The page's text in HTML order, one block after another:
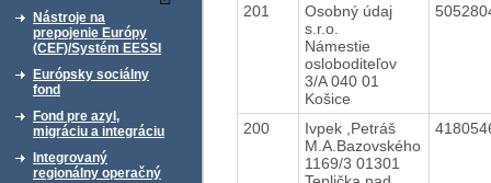
Nástroje na
prepojenie Európy
(CEF)/Systém EESSI
Európsky sociálny
fond
Fond pre azyl,
migráciu a integráciu
Integrovaný
regionálny operačný
201
Osobný údaj
s.r.o.
Námestie
osloboditeľov
3/A 040 01
Košice
200
Ivpek ,Petráš
M.A.Bazovského
1169/3 01301